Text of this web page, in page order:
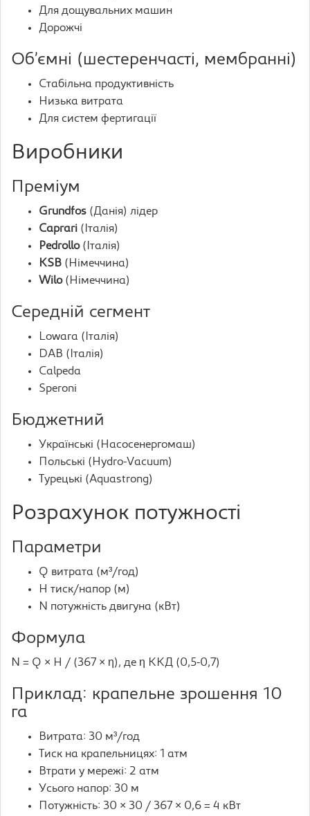
Для дощувальних машин
Дорожчі
Об’ємні (шестеренчасті, мембранні)
Стабільна продуктивність
Низька витрата
Для систем фертигації
Виробники
Преміум
Grundfos (Данія) лідер
Caprari (Італія)
Pedrollo(Італія)
KSB (Німеччина)
Wilo(Німеччина)
Середній сегмент
Lowara (Італія)
DAB (Італія)
Calpeda
Speroni
Бюджетний
Українські (Насосенергомаш)
Польські (Hydro-Vacuum)
Турецькі (Aquastrong)
Розрахунок потужності
Параметри
Q витрата (м³/год)
H тиск/напор (м)
N потужність двигуна (кВт)
Формула
N = Q × H / (367 × η), де η ККД (0,5-0,7)
Приклад: крапельне зрошення 10
га
Витрата: 30 м³/год
Тиск на крапельницях: 1 атм
Втрати у мережі: 2 атм
Усього напор: 30 м
Потужність: 30 × 30 / 367 × 0,6 = 4 кВт